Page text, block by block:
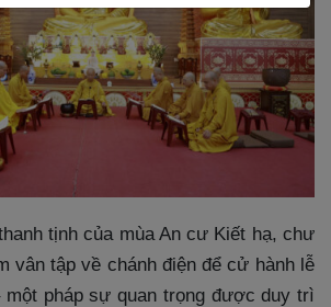
tịnh của mùa An cư Kiết hạ, chư
vân tập về chánh điện để cử hành lễ
một pháp sự quan trọng được duy trì